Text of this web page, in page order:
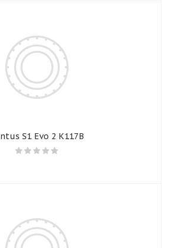
S1 Evo 2 K117B